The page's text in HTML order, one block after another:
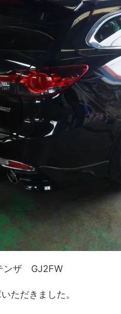
ンザ GJ2FW
ただきました。